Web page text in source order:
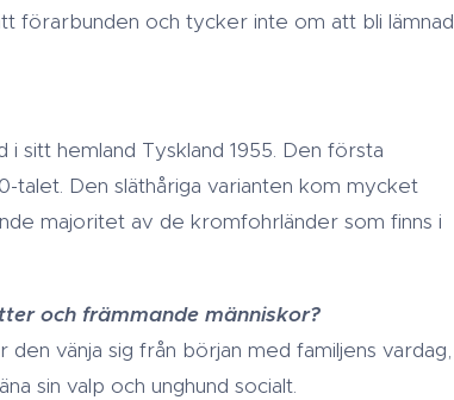
förarbunden och tycker inte om att bli lämnad
sitt hemland Tyskland 1955. Den första
talet. Den släthåriga varianten kom mycket
majoritet av de kromfohrländer som finns i
och främmande människor?
vänja sig från början med familjens vardag,
sin valp och unghund socialt.